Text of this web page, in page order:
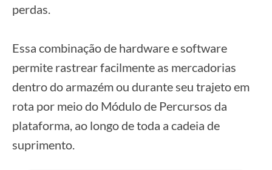
perdas.
Essa combinação de hardware e software
permite rastrear facilmente as mercadorias
dentro do armazém ou durante seu trajeto em
rota por meio do Módulo de Percursos da
plataforma, ao longo de toda a cadeia de
suprimento.